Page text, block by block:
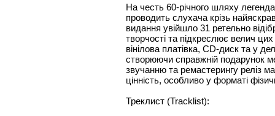
На честь 60-річного шляху
проводить слухача крізь
видання увійшло 31 ретельно
творчості та підкреслює велич
вінілова платівка, CD-диск та у
створюючи справжній подарунок
звучанню та ремастерингу реліз
цінність, особливо у форматі
Треклист (Tracklist):